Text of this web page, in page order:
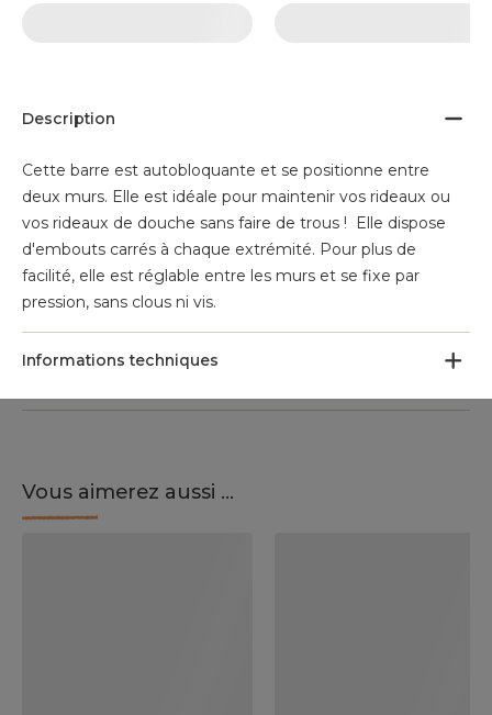
Description
Cette barre est autobloquante et se positionne entre
deux murs. Elle est idéale pour maintenir vos rideaux ou
vos rideaux de douche sans faire de trous ! Elle dispose
d'embouts carrés à chaque extrémité. Pour plus de
facilité, elle est réglable entre les murs et se fixe par
pression, sans clous ni vis.
Informations techniques
Vous aimerez aussi ...